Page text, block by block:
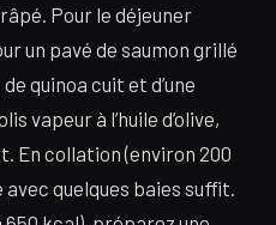
Pour le déjeuner
un pavé de saumon grillé
quinoa cuit et d’une
vapeur à l’huile d’olive,
En collation (environ 200
quelques baies suffit.